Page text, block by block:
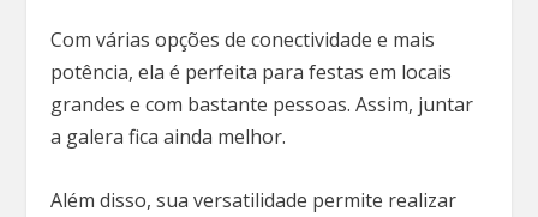
Com várias opções de conectividade e mais
potência, ela é perfeita para festas em locais
grandes e com bastante pessoas. Assim, juntar
a galera fica ainda melhor.
Além disso, sua versatilidade permite realizar